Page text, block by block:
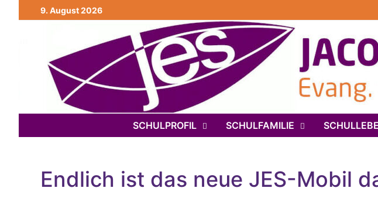
Zurück
zum
9. August 2026
SCHULPROFIL SCHULFAMILIE
Endlich ist das neue JES-Mobil